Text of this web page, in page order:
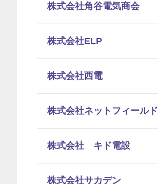
株式会社角谷電気商会
株式会社ELP
株式会社西電
株式会社ネットフィールド
株式会社 キド電設
株式会社サカデン